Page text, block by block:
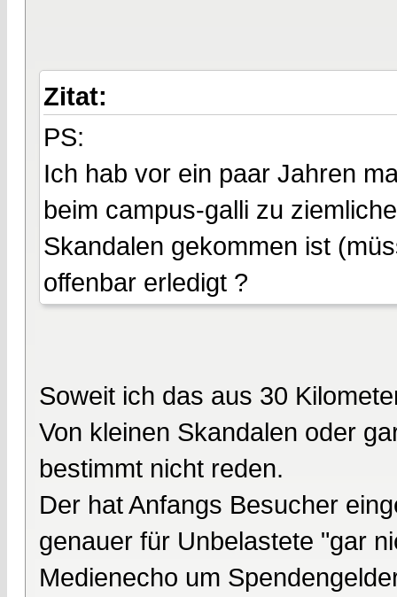
Zitat:
PS:
Ich hab vor ein paar Jahren
beim campus-galli zu
Skandalen gekommen ist
offenbar erledigt ?
Soweit ich das aus 30
Von kleinen Skandalen oder
bestimmt nicht reden.
Der hat Anfangs Besucher
genauer für Unbelastete "gar
Medienecho um